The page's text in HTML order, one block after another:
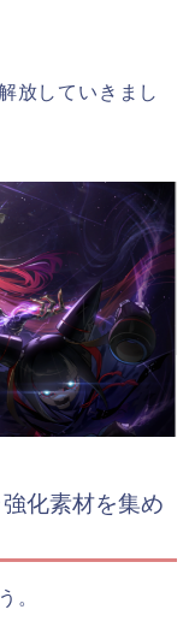
放していきまし
化素材を集め
。